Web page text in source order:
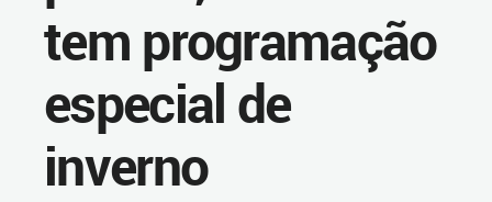
tem programação
especial de
inverno